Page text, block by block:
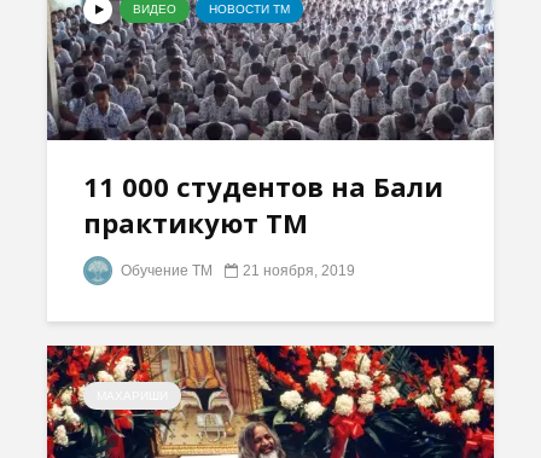
ВИДЕО НОВОСТИ ТМ
11 000 студентов на Бали
практикуют ТМ
Обучение ТМ 21 ноября, 2019